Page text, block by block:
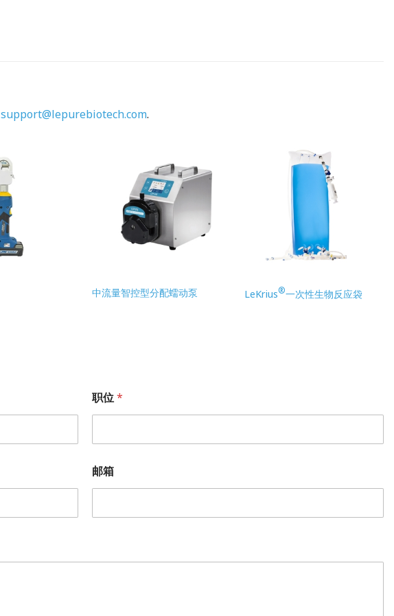
support@lepurebiotech.com.
中流量智控型分配蠕动泵 LeKrius®一次性生物反应袋
职位*
邮箱